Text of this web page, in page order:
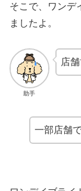
そこで、ワンデ
ましたよ。
助手
店
一部店舗